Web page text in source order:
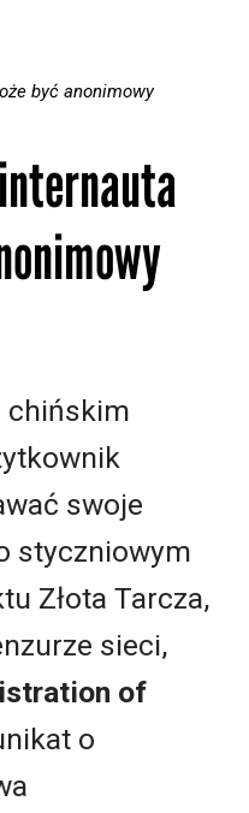
być anonimowy
chińskim
swoje
styczniowym
Złota Tarcza,
sieci,
of
o